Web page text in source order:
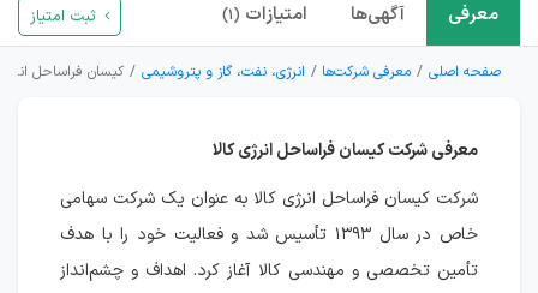
معرفی آگهی‌ها امتیازات (۱) ثبت امتیاز
صفحه اصلی معرفی شرکت‌ها انرژی، نفت، گاز و پتروشیمی کیسان فراساحل انرژی
معرفی شرکت کیسان فراساحل انرژی کالا
شرکت کیسان فراساحل انرژی کالا به عنوان یک شرکت سهامی
خاص در سال ۱۳۹۳ تأسیس شد و فعالیت خود را با هدف
تأمین تخصصی و مهندسی کالا آغاز کرد. اهداف و چشم‌انداز